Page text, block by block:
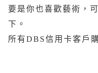
要是你也喜歡藝術，
下。
所有DBS信用卡客戶